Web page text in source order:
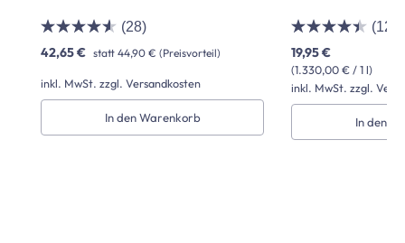
(28)
42,65 € statt 44,90 € (Preisvorteil)
inkl. MwSt. zzgl. Versandkosten
In den Warenkorb
(12)
(1.330,00 € / 1 l)
19,95 €
inkl. MwSt. zzgl.
In den